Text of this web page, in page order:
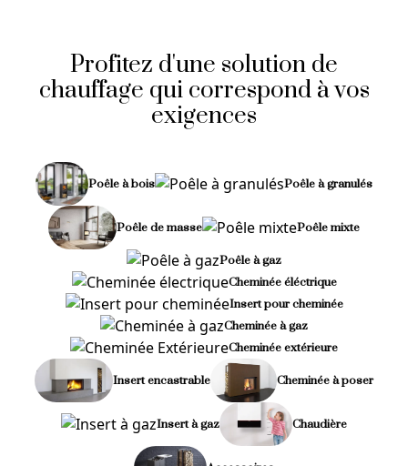
Profitez d'une solution de
chauffage qui correspond à vos
exigences
Poêle à bois Poêle à granulés
Poêle de masse Poêle mixte
Poêle à gaz
Cheminée éléctrique
Insert pour cheminée
Cheminée à gaz
Cheminée extérieure
Insert encastrable Cheminée à poser
Insert à gaz Chaudière